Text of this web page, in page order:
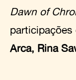
Dawn of
Arca, Rina